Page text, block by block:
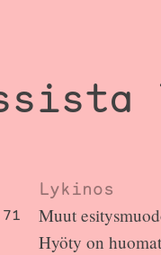
Lykinos
71
Muut
Hyöty on